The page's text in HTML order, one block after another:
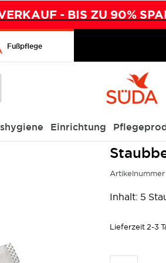
- BIS ZU 90%
Fußpflege
Einrichtung
Artikelnummer
Inhalt: 5
Lieferzeit 2-3